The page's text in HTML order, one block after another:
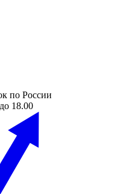
по России
18.00